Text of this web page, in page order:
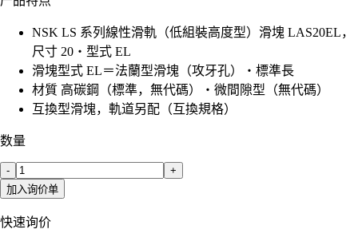
NSK LS 系列線性滑軌（低組裝高度型）滑塊 LAS20EL，
尺寸 20・型式 EL
滑塊型式 EL＝法蘭型滑塊（攻牙孔）・標準長
材質 高碳鋼（標準，無代碼）・微間隙型（無代碼）
互換型滑塊，軌道另配（互換規格）
数量
-
+
加入询价单
快速询价